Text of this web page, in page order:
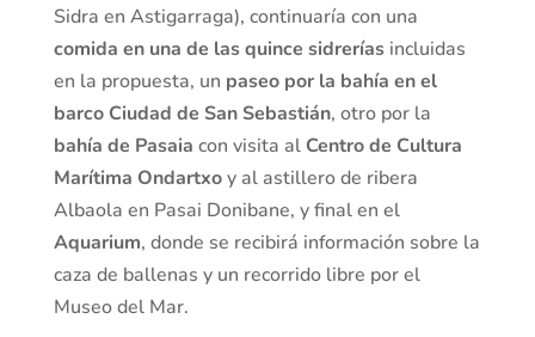
Sidra en Astigarraga), continuaría con una
comida en una de las quince sidrerías incluidas
en la propuesta, un paseo por la bahía en el
barco Ciudad de San Sebastián, otro por la
bahía de Pasaia con visita al Centro de Cultura
Marítima Ondartxoy al astillero de ribera
Albaola en Pasai Donibane, y final en el
Aquarium, donde se recibirá información sobre la
caza de ballenas y un recorrido libre por el
Museo del Mar.